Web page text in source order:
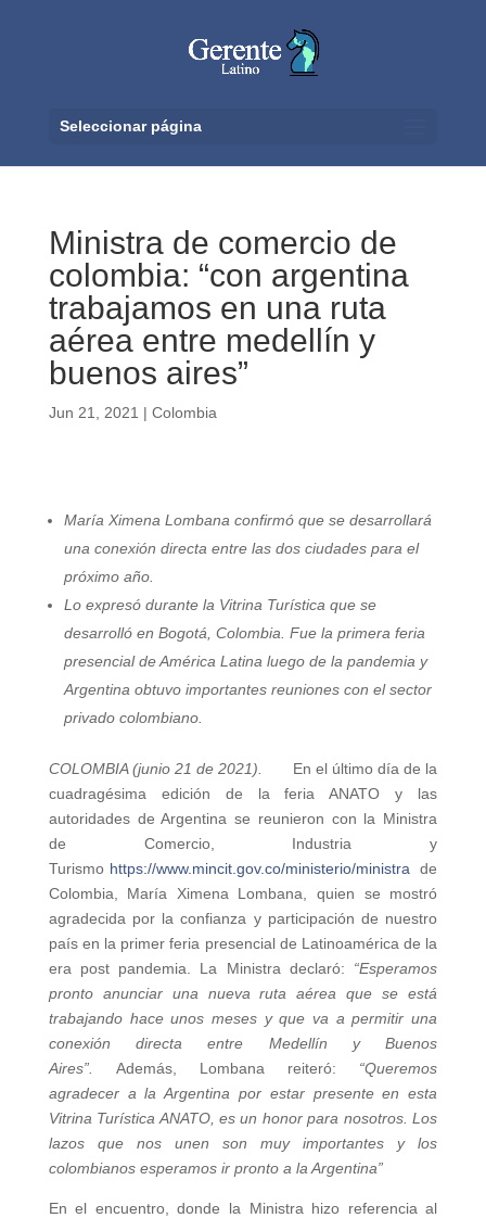
Seleccionar página
Ministra de comercio de
colombia: “con argentina
trabajamos en una ruta
aérea entre medellín y
buenos aires”
Jun 21, 2021 | Colombia
María Ximena Lombana confirmó que se desarrollará
una conexión directa entre las dos ciudades para el
próximo año.
Lo expresó durante la Vitrina Turística que se
desarrolló en Bogotá, Colombia. Fue la primera feria
presencial de América Latina luego de la pandemia y
Argentina obtuvo importantes reuniones con el sector
privado colombiano.
COLOMBIA (junio 21 de 2021). En el último día de la
cuadragésima edición de la feria ANATO y las
autoridades de Argentina se reunieron con la Ministra
de Comercio, Industria y
Turismo https://www.mincit.gov.co/ministerio/ministra de
Colombia, María Ximena Lombana, quien se mostró
agradecida por la confianza y participación de nuestro
país en la primer feria presencial de Latinoamérica de la
era post pandemia. La Ministra declaró: “Esperamos
pronto anunciar una nueva ruta aérea que se está
trabajando hace unos meses y que va a permitir una
conexión directa entre Medellín y Buenos
Aires”. Además, Lombana reiteró: “Queremos
agradecer a la Argentina por estar presente en esta
Vitrina Turística ANATO, es un honor para nosotros. Los
lazos que nos unen son muy importantes y los
colombianos esperamos ir pronto a la Argentina”
En el encuentro, donde la Ministra hizo referencia al